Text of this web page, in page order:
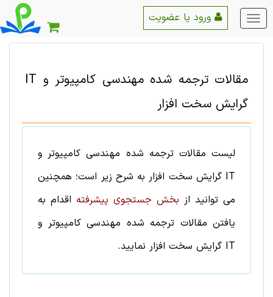
منو
اصلی
مقالات ترجمه شده مهندسی کامپیوتر و IT
گرایش سخت ‌افزار
لیست مقالات ترجمه شده مهندسی کامپیوتر و
IT گرایش سخت ‌افزار به شرح زیر است؛ همچنین
می توانید از بخش جستجوی پیشرفته اقدام به
یافتن مقالات ترجمه شده مهندسی کامپیوتر و
IT گرایش سخت ‌افزار نمایید.